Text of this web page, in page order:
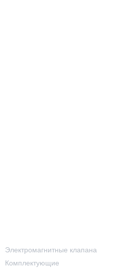
Электромагнитные клапана
Комплектующие